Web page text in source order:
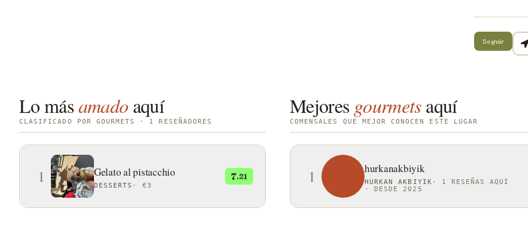
Seguir
Lo másamado aquí
CLASIFICADO POR GOURMETS · 1 RESEÑADORES
1 Gelato al pistacchio
DESSERTS · €3
7.21
Mejores gourmetsaquí
COMENSALES QUE MEJOR CONOCEN ESTE LUGAR
1 hurkanakbiyik
HURKAN AKBIYIK ·
1 RESEÑAS AQUÍ
·DESDE 2025